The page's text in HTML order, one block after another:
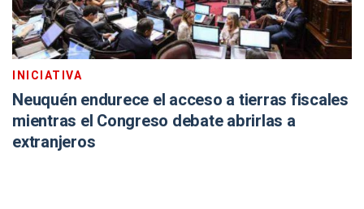
INICIATIVA
Neuquén endurece el acceso a tierras fiscales
mientras el Congreso debate abrirlas a
extranjeros